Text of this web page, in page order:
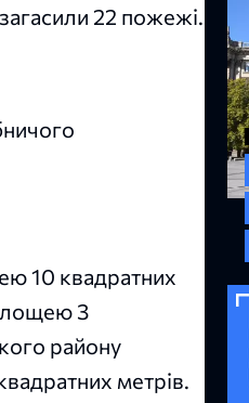
22 пожежі.
10 квадратних
3
району
метрів.